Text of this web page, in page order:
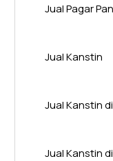
Jual Pagar
Jual Kanstin
Jual Kanstin
Jual Kanstin